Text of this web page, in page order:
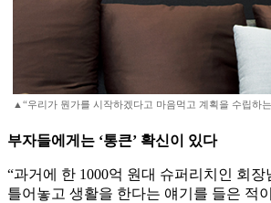
▲“우리가 뭔가를 시작하겠다고 마음먹고 계획을 수립하
부자들에게는 ‘통큰’ 확신이 있다
“과거에 한 1000억 원대 슈퍼리치인 회
틀어놓고 생활을 한다는 얘기를 들은 적